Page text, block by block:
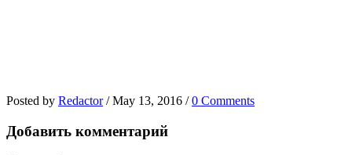
Posted by Redactor / May 13, 2016 / 0 Comments
Добавить комментарий